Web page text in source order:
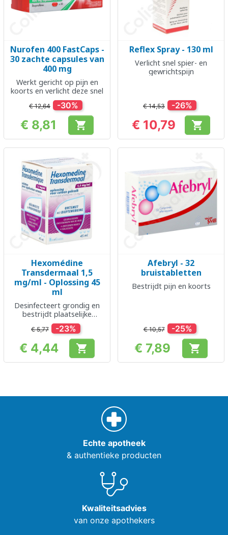
Nurofen 400 FastCaps -
30 zachte capsules van
400 mg
Werkt gericht op pijn en
koorts en verlicht deze snel
€ 12,64 -30%
Prijs
€ 8,81 
Reflex Spray - 130 ml
Verlicht snel spier- en
gewrichtspijn
€ 14,53 -26%
Prijs
€ 10,79 
Hexomédine
Transdermaal 1,5
mg/ml - Oplossing 45
ml
Desinfecteert grondig en
bestrijdt plaatselijke
huidinfecties
€ 5,77 -23%
Prijs
€ 4,44 
Afebryl - 32
bruistabletten
Bestrijdt pijn en koorts
€ 10,57 -25%
Prijs
€ 7,89 
Echte apotheek
& authentieke producten
Kwaliteitsadvies
van onze apothekers